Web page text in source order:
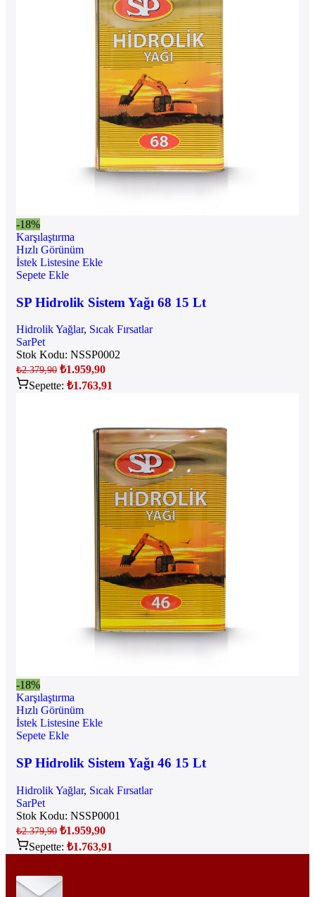
-18%
Karşılaştırma
Hızlı Görünüm
İstek Listesine Ekle
Sepete Ekle
SP Hidrolik Sistem Yağı 68 15 Lt
Hidrolik Yağlar, Sıcak Fırsatlar
SarPet
Stok Kodu: NSSP0002
₺2.379,90 ₺1.959,90
Sepette: ₺1.763,91
-18%
Karşılaştırma
Hızlı Görünüm
İstek Listesine Ekle
Sepete Ekle
SP Hidrolik Sistem Yağı 46 15 Lt
Hidrolik Yağlar, Sıcak Fırsatlar
SarPet
Stok Kodu: NSSP0001
₺2.379,90 ₺1.959,90
Sepette: ₺1.763,91